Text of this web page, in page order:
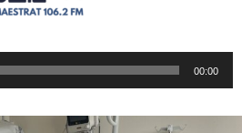
00:00